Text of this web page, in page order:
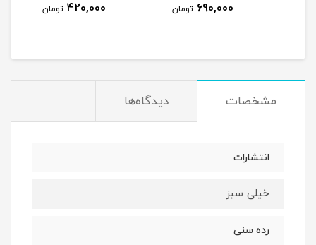
690,000 تومان 420,000 تومان
مشخصات دیدگاه‌ها
انتشارات
خیلی سبز
رده سنی